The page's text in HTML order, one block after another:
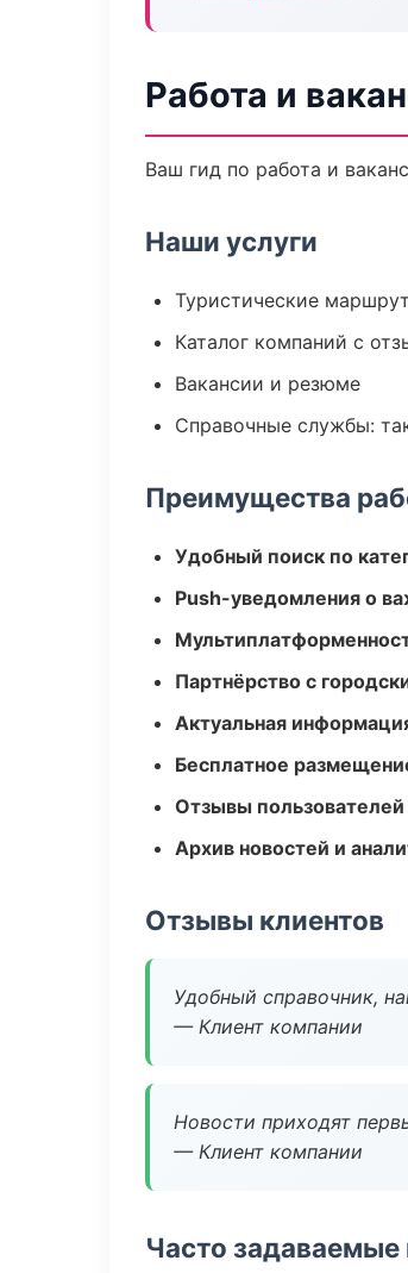
Работа и
Ваш гид по работа и
Наши услуги
Туристические
Каталог компаний с
Вакансии и резюме
Справочные службы:
Преимущества
Удобный поиск по
Push-уведомления о
Партнёрство с
Актуальная
Бесплатное
Отзывы пользователей
Архив новостей и
Отзывы клиентов
Удобный справочник,
— Клиент компании
Новости приходят
— Клиент компании
Часто